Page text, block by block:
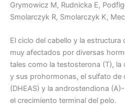
Grymowicz M, Rudnicka E,
Smolarczyk R, Smolarczyk K,
El ciclo del cabello y la
muy afectados por diversas
tales como la testosterona (T),
y sus prohormonas, el sulfato de
(DHEAS) y la androstendiona
el crecimiento terminal del pelo.